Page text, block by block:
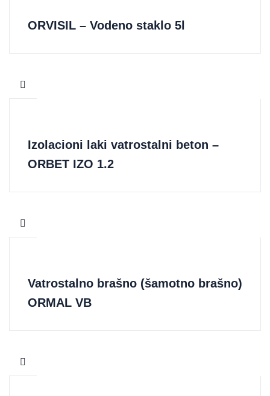
ORVISIL – Vodeno staklo 5l
Izolacioni laki vatrostalni beton –
ORBET IZO 1.2
Vatrostalno brašno (šamotno brašno)
ORMAL VB